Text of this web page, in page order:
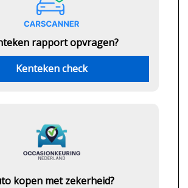
rapport opvragen?
Kenteken check
kopen met zekerheid?